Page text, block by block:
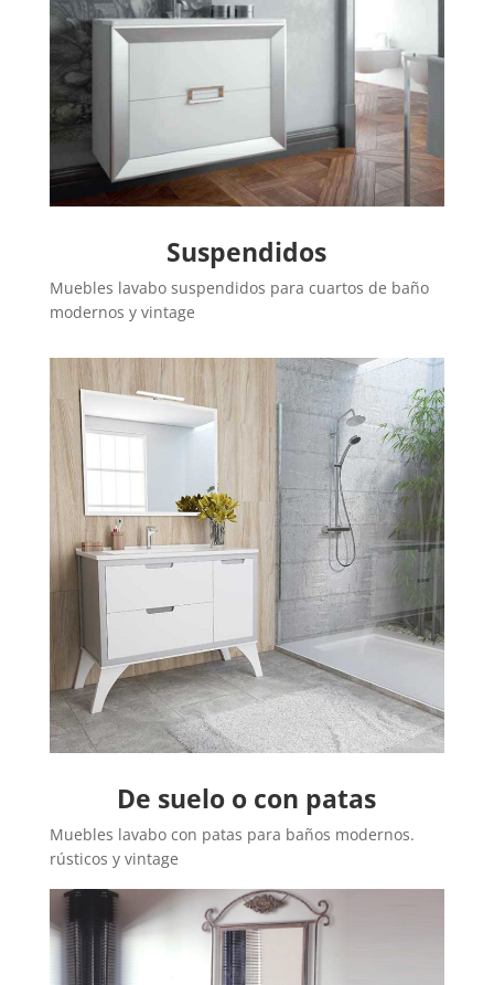
Suspendidos
Muebles lavabo suspendidos para cuartos de baño
modernos y vintage
De suelo o con patas
Muebles lavabo con patas para baños modernos.
rústicos y vintage